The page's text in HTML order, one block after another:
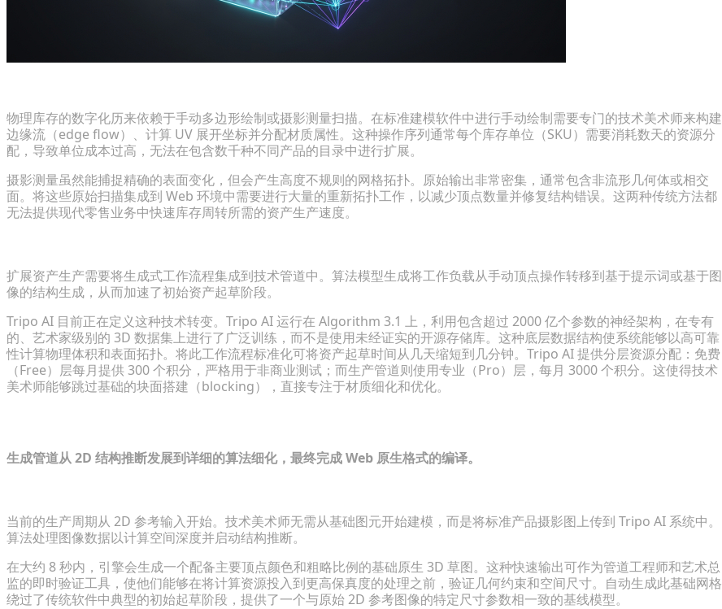
物理库存的数字化历来依赖于手动多边形绘制或摄影测量扫描。在标准建模软件中进行手动绘制需要专门的技术美术师来构建
边缘流（edge flow）、计算 UV 展开坐标并分配材质属性。这种操作序列通常每个库存单位（SKU）需要消耗数天的资源分
配，导致单位成本过高，无法在包含数千种不同产品的目录中进行扩展。
摄影测量虽然能捕捉精确的表面变化，但会产生高度不规则的网格拓扑。原始输出非常密集，通常包含非流形几何体或相交
面。将这些原始扫描集成到 Web 环境中需要进行大量的重新拓扑工作，以减少顶点数量并修复结构错误。这两种传统方法都
无法提供现代零售业务中快速库存周转所需的资产生产速度。
扩展资产生产需要将生成式工作流程集成到技术管道中。算法模型生成将工作负载从手动顶点操作转移到基于提示词或基于图
像的结构生成，从而加速了初始资产起草阶段。
Tripo AI 目前正在定义这种技术转变。Tripo AI 运行在 Algorithm 3.1 上，利用包含超过 2000 亿个参数的神经架构，在专有
的、艺术家级别的 3D 数据集上进行了广泛训练，而不是使用未经证实的开源存储库。这种底层数据结构使系统能够以高可靠
性计算物理体积和表面拓扑。将此工作流程标准化可将资产起草时间从几天缩短到几分钟。Tripo AI 提供分层资源分配：免费
（Free）层每月提供 300 个积分，严格用于非商业测试；而生产管道则使用专业（Pro）层，每月 3000 个积分。这使得技术
美术师能够跳过基础的块面搭建（blocking），直接专注于材质细化和优化。
生成管道从 2D 结构推断发展到详细的算法细化，最终完成 Web 原生格式的编译。
当前的生产周期从 2D 参考输入开始。技术美术师无需从基础图元开始建模，而是将标准产品摄影图上传到 Tripo AI 系统中。
算法处理图像数据以计算空间深度并启动结构推断。
在大约 8 秒内，引擎会生成一个配备主要顶点颜色和粗略比例的基础原生 3D 草图。这种快速输出可作为管道工程师和艺术总
监的即时验证工具，使他们能够在将计算资源投入到更高保真度的处理之前，验证几何约束和空间尺寸。自动生成此基础网格
绕过了传统软件中典型的初始起草阶段，提供了一个与原始 2D 参考图像的特定尺寸参数相一致的基线模型。